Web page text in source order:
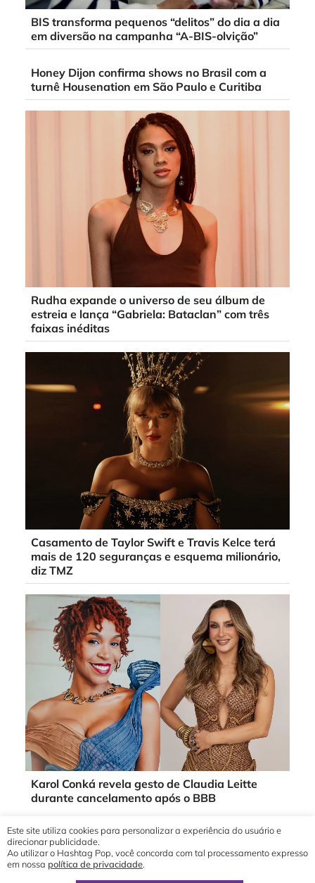
BIS transforma pequenos “delitos” do dia a dia
em diversão na campanha “A-BIS-olvição”
Honey Dijon confirma shows no Brasil com a
turnê Housenation em São Paulo e Curitiba
Rudha expande o universo de seu álbum de
estreia e lança “Gabriela: Bataclan” com três
faixas inéditas
Casamento de Taylor Swift e Travis Kelce terá
mais de 120 seguranças e esquema milionário,
diz TMZ
Karol Conká revela gesto de Claudia Leitte
durante cancelamento após o BBB
Este site utiliza cookies para personalizar a experiência do usuário e
direcionar publicidade.
Ao utilizar o Hashtag Pop, você concorda com tal processamento expresso
em nossa política de privacidade